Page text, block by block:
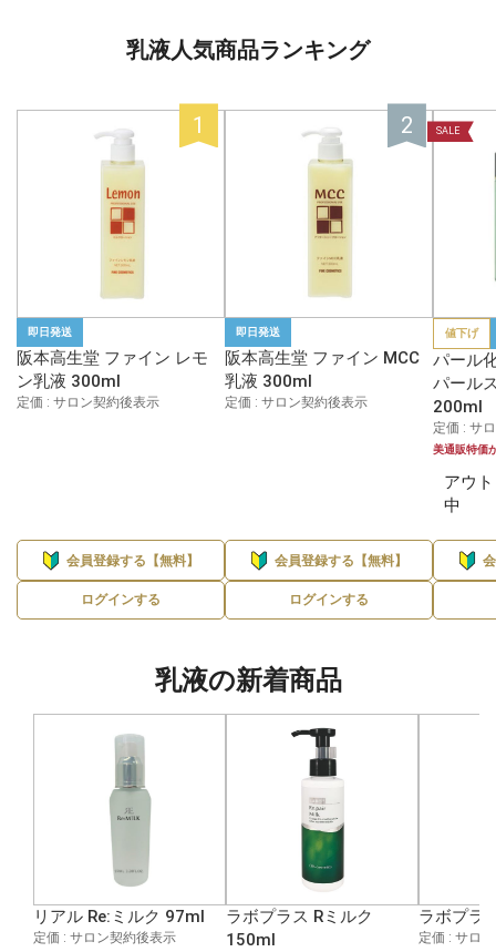
乳液人気商品ランキング
即日発送
阪本高生堂 ファイン レモ
ン乳液 300ml
定価 : サロン契約後表示
会員登録する【無料】
ログインする
即日発送
阪本高生堂 ファイン MCC
乳液 300ml
定価 : サロン契約後表示
会員登録する【無料】
ログインする
SALE
値下げ
パール
パール
200ml
定価 : サ
美通販特価
アウ
中
乳液の新着商品
リアル Re:ミルク 97ml
定価 : サロン契約後表示
ラボプラス Rミルク
150ml
ラボプラ
定価 : サロ